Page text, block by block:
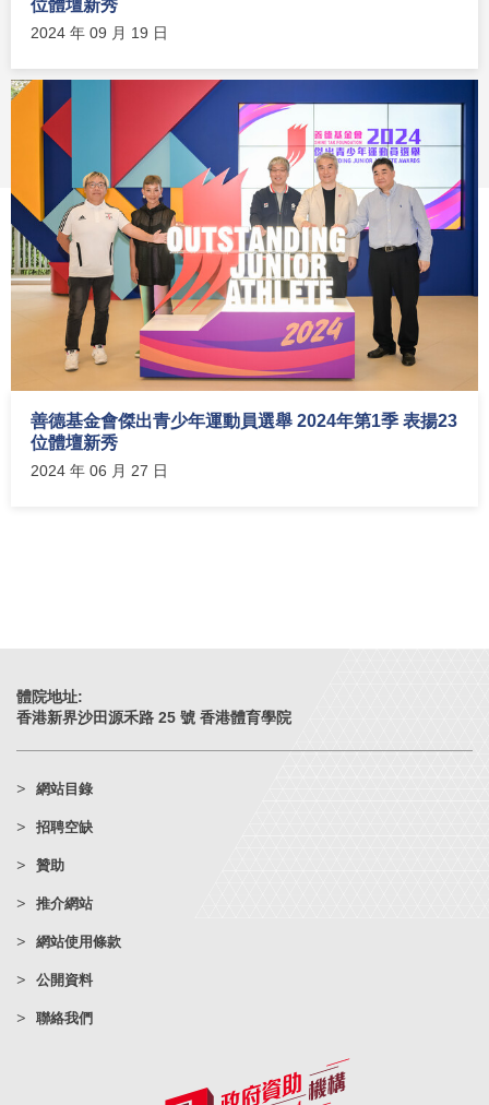
位體壇新秀
2024 年 09 月 19 日
善德基金會傑出青少年運動員選舉 2024年第1季 表揚23
位體壇新秀
2024 年 06 月 27 日
體院地址:
香港新界沙田源禾路 25 號 香港體育學院
網站目錄
招聘空缺
贊助
推介網站
網站使用條款
公開資料
聯絡我們